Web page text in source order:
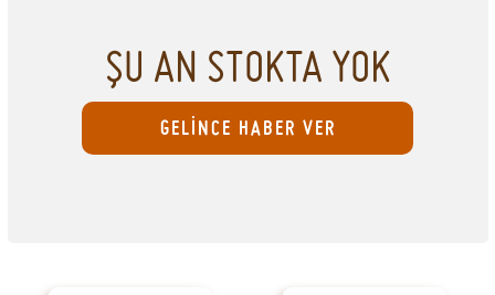
ŞU AN STOKTA YOK
GELİNCE HABER VER